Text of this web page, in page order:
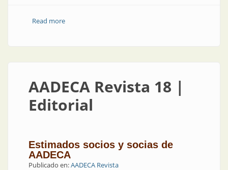
Read moreabout AADECA Revista 19 | Editorial
AADECA Revista 18 |
Editorial
Estimados socios y socias de
AADECA
Publicado en:AADECA Revista